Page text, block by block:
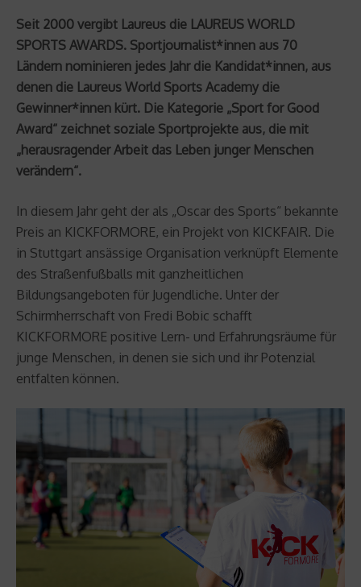
Seit 2000 vergibt Laureus die LAUREUS WORLD
SPORTS AWARDS. Sportjournalist*innen aus 70
Ländern nominieren jedes Jahr die Kandidat*innen, aus
denen die Laureus World Sports Academy die
Gewinner*innen kürt. Die Kategorie „Sport for Good
Award“ zeichnet soziale Sportprojekte aus, die mit
„herausragender Arbeit das Leben junger Menschen
verändern“.
In diesem Jahr geht der als „Oscar des Sports“ bekannte
Preis an KICKFORMORE, ein Projekt von KICKFAIR. Die
in Stuttgart ansässige Organisation verknüpft Elemente
des Straßenfußballs mit ganzheitlichen
Bildungsangeboten für Jugendliche. Unter der
Schirmherrschaft von Fredi Bobic schafft
KICKFORMORE positive Lern- und Erfahrungsräume für
junge Menschen, in denen sie sich und ihr Potenzial
entfalten können.